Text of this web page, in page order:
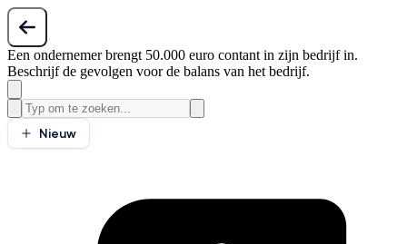
Een ondernemer brengt 50.000 euro contant in zijn bedrijf in.
Beschrijf de gevolgen voor de balans van het bedrijf.
Nieuw